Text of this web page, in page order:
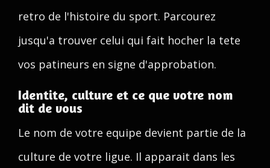
retro de l'histoire du sport. Parcourez
jusqu'a trouver celui qui fait hocher la tete
vos patineurs en signe d'approbation.
Identite, culture et ce que votre nom
dit de vous
Le nom de votre equipe devient partie de la
culture de votre ligue. Il apparait dans les